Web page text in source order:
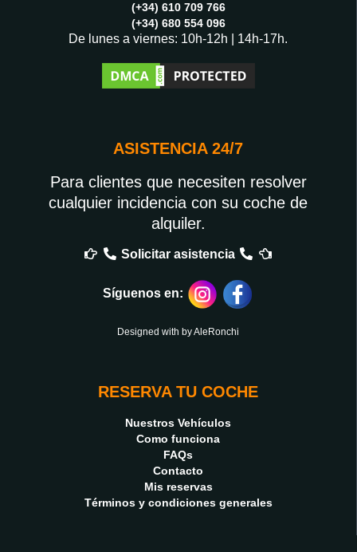
(+34) 610 709 766
(+34) 680 554 096
De lunes a viernes: 10h-12h | 14h-17h.
ASISTENCIA 24/7
Para clientes que necesiten resolver
cualquier incidencia con su coche de
alquiler.
Solicitar asistencia
Síguenos en:
Designed with byAleRonchi
RESERVA TU COCHE
Nuestros Vehículos
Como funciona
FAQs
Contacto
Mis reservas
Términos y condiciones generales